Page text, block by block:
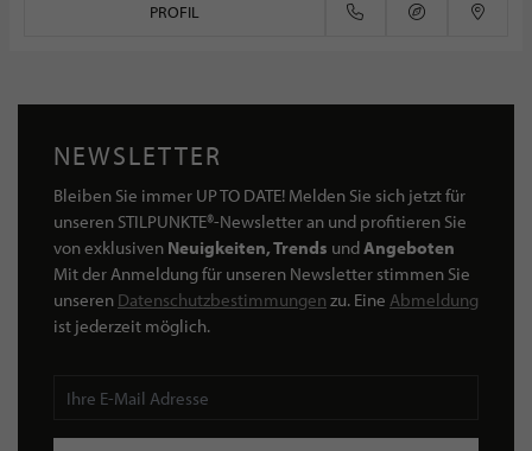
PROFIL
NEWSLETTER
Bleiben Sie immer UP TO DATE! Melden Sie sich jetzt für
unseren STILPUNKTE®-Newsletter an und profitieren Sie
von exklusiven Neuigkeiten, Trends undAngeboten
Mit der Anmeldung für unseren Newsletter stimmen Sie
unseren Datenschutzbestimmungen zu. Eine Abmeldung
ist jederzeit möglich.